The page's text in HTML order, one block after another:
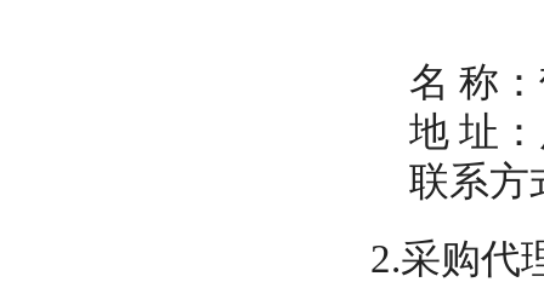
名 称
地 址
联系方
2.采购代